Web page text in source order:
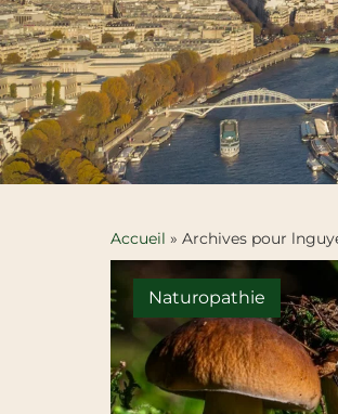
Accueil » Archives pour
Naturopathie